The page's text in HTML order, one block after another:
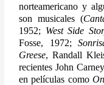
norteamericano y
son musicales (
1952; West Side
Fosse, 1972;
Greese, Randall
recientes John
en películas como